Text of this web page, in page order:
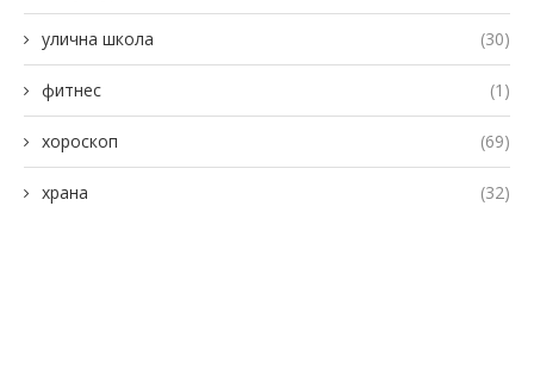
улична школа (30)
фитнес (1)
хороскоп (69)
храна (32)